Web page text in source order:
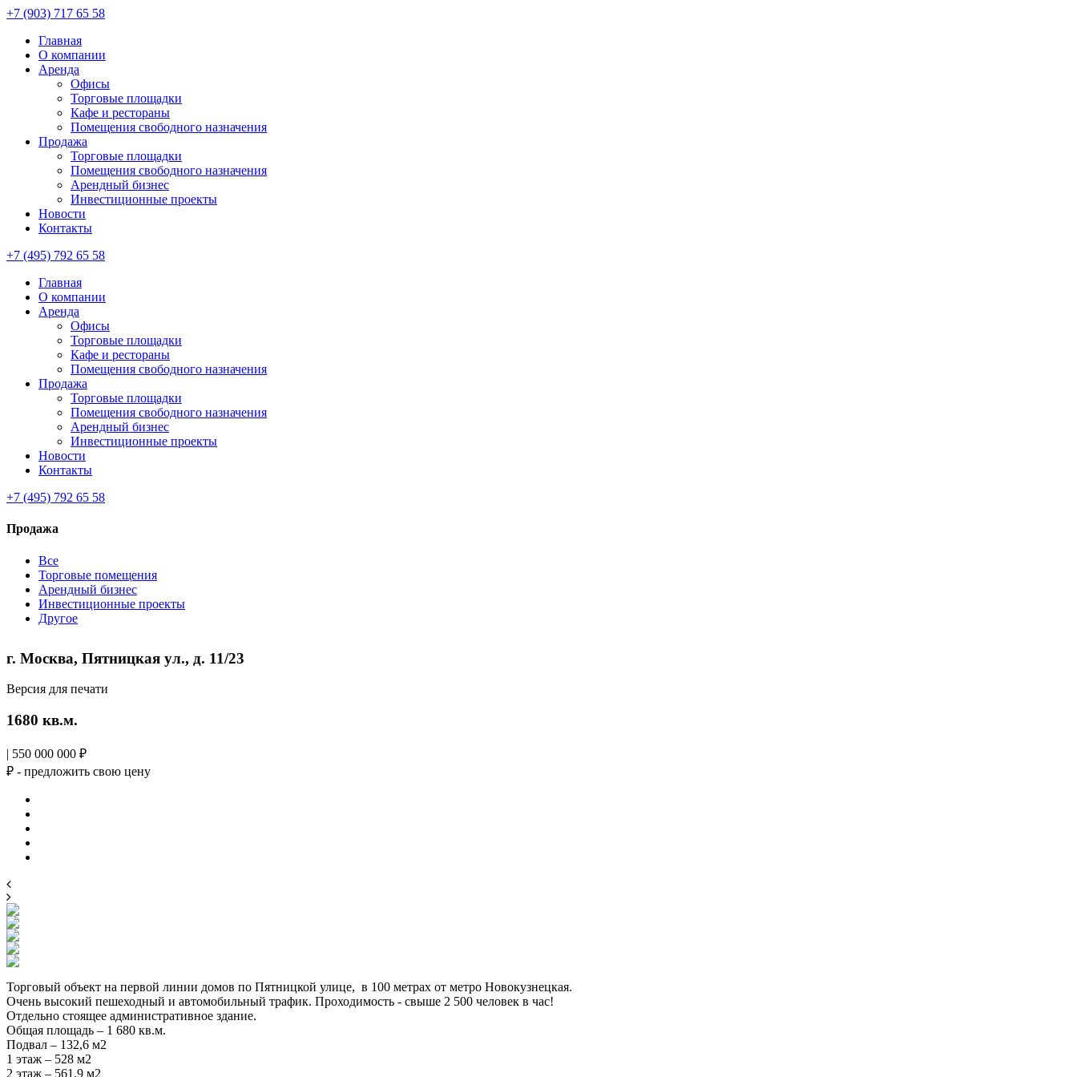
+7 (903) 717 65 58
Главная
О компании
Аренда
Офисы
Торговые площадки
Кафе и рестораны
Помещения свободного назначения
Продажа
Торговые площадки
Помещения свободного назначения
Арендный бизнес
Инвестиционные проекты
Новости
Контакты
+7 (495) 792 65 58
Главная
О компании
Аренда
Офисы
Торговые площадки
Кафе и рестораны
Помещения свободного назначения
Продажа
Торговые площадки
Помещения свободного назначения
Арендный бизнес
Инвестиционные проекты
Новости
Контакты
+7 (495) 792 65 58
Продажа
Все
Торговые помещения
Арендный бизнес
Инвестиционные проекты
Другое
г. Москва, Пятницкая ул., д. 11/23
Версия для печати
1680 кв.м.
| 550 000 000 ₽
₽ - предложить свою цену
Торговый объект на первой линии домов по Пятницкой улице, в 100 метрах от метро Новокузнецкая.
Очень высокий пешеходный и автомобильный трафик. Проходимость - свыше 2 500 человек в час!
Отдельно стоящее административное здание.
Общая площадь – 1 680 кв.м.
Подвал – 132,6 м2
1 этаж – 528 м2
2 этаж – 561,9 м2